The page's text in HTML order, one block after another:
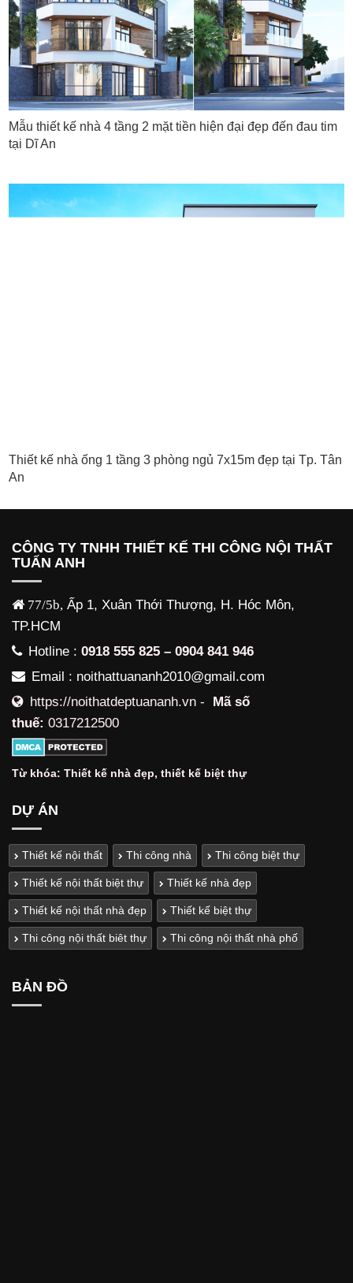
Mẫu thiết kế nhà 4 tầng 2 mặt tiền hiện đại đẹp đến đau tim
tại Dĩ An
Thiết kế nhà ống 1 tầng 3 phòng ngủ 7x15m đẹp tại Tp. Tân
An
CÔNG TY TNHH THIẾT KẾ THI CÔNG NỘI THẤT
TUẤN ANH
77/5b, Ấp 1, Xuân Thới Thượng, H. Hóc Môn,
TP.HCM
Hotline : 0918 555 825 – 0904 841 946
Email : noithattuananh2010@gmail.com
https://noithatdeptuananh.vn - Mã số
thuế: 0317212500
Từ khóa: Thiết kế nhà đẹp, thiết kế biệt thự
DỰ ÁN
Thiết kế nội thất Thi công nhà Thi công biệt thự
Thiết kế nội thất biệt thự Thiết kế nhà đẹp
Thiết kế nội thất nhà đẹp Thiết kế biệt thự
Thi công nội thất biêt thự Thi công nội thất nhà phố
BẢN ĐỒ